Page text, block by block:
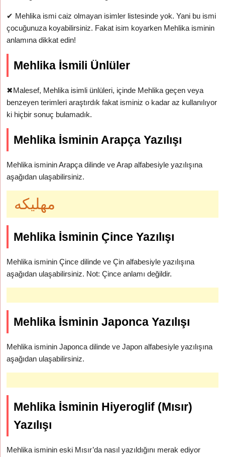
✔ Mehlika ismi caiz olmayan isimler listesinde yok. Yani bu ismi
çocuğunuza koyabilirsiniz. Fakat isim koyarken Mehlika isminin
anlamına dikkat edin!
Mehlika İsmili Ünlüler
✖Malesef, Mehlika isimli ünlüleri, içinde Mehlika geçen veya
benzeyen terimleri araştırdık fakat isminiz o kadar az kullanılıyor
ki hiçbir sonuç bulamadık.
Mehlika İsminin Arapça Yazılışı
Mehlika isminin Arapça dilinde ve Arap alfabesiyle yazılışına
aşağıdan ulaşabilirsiniz.
مهليكه
Mehlika İsminin Çince Yazılışı
Mehlika isminin Çince dilinde ve Çin alfabesiyle yazılışına
aşağıdan ulaşabilirsiniz. Not: Çince anlamı değildir.
Mehlika İsminin Japonca Yazılışı
Mehlika isminin Japonca dilinde ve Japon alfabesiyle yazılışına
aşağıdan ulaşabilirsiniz.
Mehlika İsminin Hiyeroglif (Mısır)
Yazılışı
Mehlika isminin eski Mısır’da nasıl yazıldığını merak ediyor